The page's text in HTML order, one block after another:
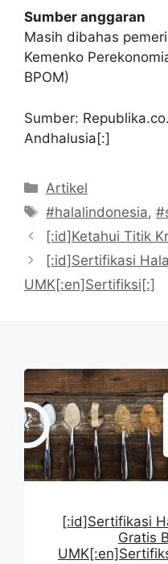
Sumber anggaran
Masih dibahas
Kemenko
BPOM)
Sumber:
Andhalusia[:]
Kategori
Artikel
Tag
#halalindonesia,
[:id]Ketahui Titik
[:id]Sertifikasi
UMK[:en]Sertifiksi[:]
[:id]Sertifikasi
Gratis